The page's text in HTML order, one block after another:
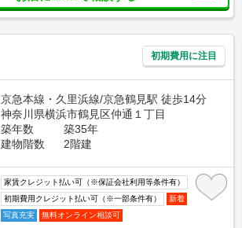
初期費用に注目
京急本線・久里浜線/京急鶴見駅 徒歩14分
神奈川県横浜市鶴見区仲通１丁目
築年数
築35年
建物階数
2階建
家賃クレジット払い可（※保証会社利用等条件有）
初期費用クレジット払い可（※一部条件有）
新着
写真充実
無料オンライン相談可